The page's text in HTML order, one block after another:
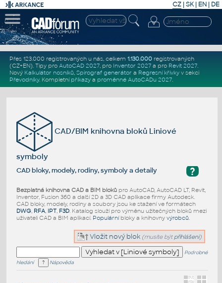
CZ | SK| EN | DE
Přes 123.000 registrovaných u nás, celkem 1.130.000registrovaných
(CZ+EN). Tipy pro AutoCAD 2027, pro Inventor 2027a pro Revit 2027.
Nový Kalkulátor nosníků, Spirograf generátor a Regresní křivkyv sekci
Převodníky. Kompletní příkazya proměnné AutoCADu 2027.
CAD/BIM knihovna bloků Liniové
symboly
?
CAD bloky, modely, rodiny, symboly a detaily
Bezplatná knihovna CAD a BIM blokůpro AutoCAD, AutoCAD LT, Revit,
Inventor, Fusion 360 a další 2D a 3D CAD aplikace firmy Autodesk.
CAD bloky, modely, rodiny a soubory jsou ke stažení ve formátech
DWG, RFA, IPT, F3D. Katalog slouží pro výměnu užitečných bloků mezi
uživateli CAD a BIM aplikací. Populárníbloky a knihovny výrobců.
Vložit nový blok (musíte být přihlášeni)
Podrobné
hledání
Nápověda